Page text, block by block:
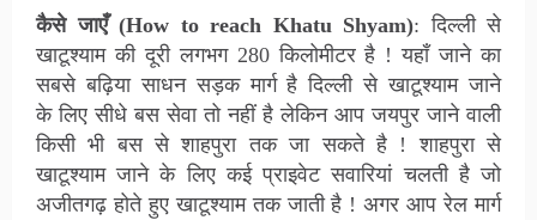
कैसे जाएँ (How to reach Khatu Shyam):दिल्ली से
खाटूश्याम कीदूरी लगभग 280 किलोमीटर है ! यहाँ जाने का
सबसे बढ़िया साधन सड़क मार्ग है दिल्ली से खाटूश्याम जाने
केलिए सीधे बस सेवा तो नहीं है लेकिन आप जयपुर जाने वाली
किसी भी बस से शाहपुरा तक जा सकते है ! शाहपुरा से
खाटूश्याम जाने के लिए कई प्राइवेट सवारियां चलती है जो
अजीतगढ़ होते हुए खाटूश्याम तक जाती है ! अगर आपरेल मार्ग